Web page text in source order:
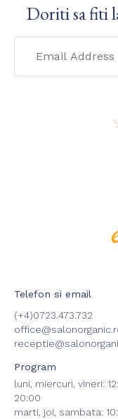
Doriti sa fiti
Telefon si email
(+4)0723.473.732
Program
luni, miercuri, vineri:
20:00
marti, joi, sambata: